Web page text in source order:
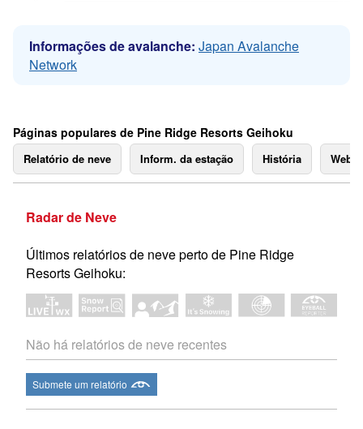
Informações de avalanche: Japan Avalanche
Network
Páginas populares de Pine Ridge Resorts Geihoku
Relatório de neve Inform. da estação História
Radar de Neve
Últimos relatórios de neve perto de Pine Ridge
Resorts Geihoku:
Não há relatórios de neve recentes
Submete um relatório